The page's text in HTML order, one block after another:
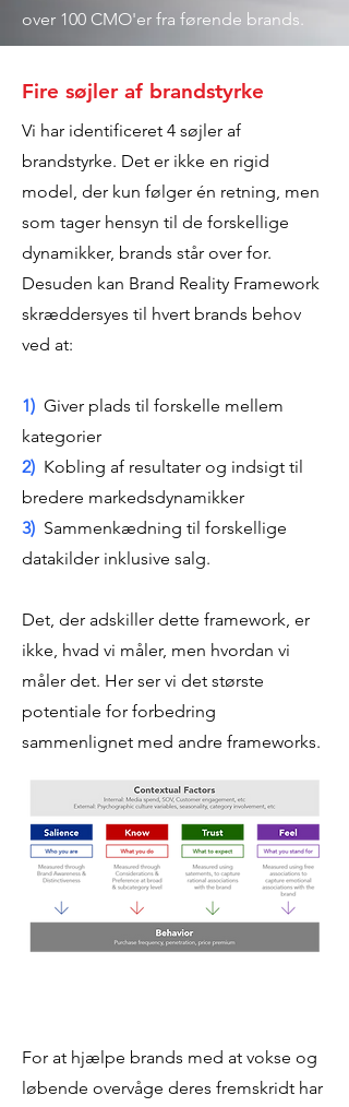
over 100 CMO'er fra førende brands.
Fire søjler af brandstyrke
Vi har identificeret 4 søjler af
brandstyrke. Det er ikke en rigid
model, der kun følger én retning, men
som tager hensyn til de forskellige
dynamikker, brands står over for.
Desuden kan Brand Reality Framework
skræddersyes til hvert brands behov
ved at:
1) Giver plads til forskelle mellem
kategorier
2) Kobling af resultater og indsigt til
bredere markedsdynamikker
3) Sammenkædning til forskellige
datakilder inklusive salg.
Det, der adskiller dette framework, er
ikke, hvad vi måler, men hvordan vi
måler det. Her ser vi det største
potentiale for forbedring
sammenlignet med andre frameworks.
For at hjælpe brands med at vokse og
løbende overvåge deres fremskridt har